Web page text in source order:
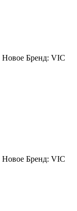
Новое Бренд: VIC
Новое Бренд: VIC